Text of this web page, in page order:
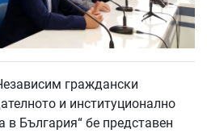
граждански
и институционално
в България“ бе представен